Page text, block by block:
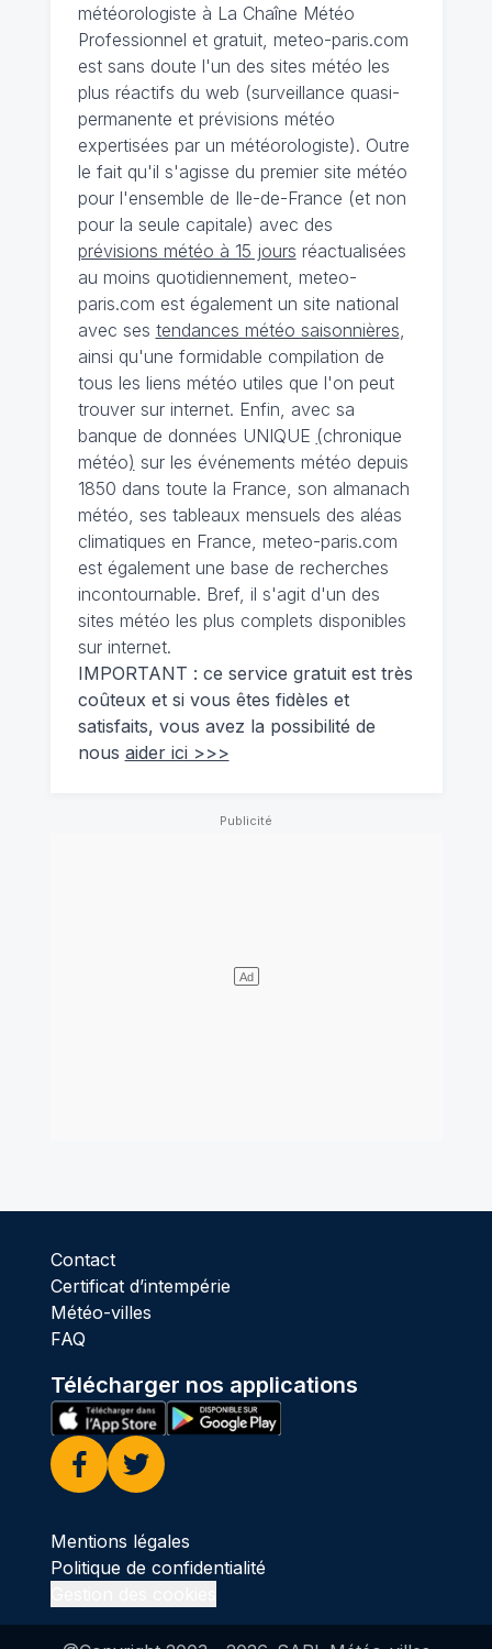
météorologiste à La Chaîne Météo
Professionnel et gratuit, meteo-paris.com
est sans doute l'un des sites météo les
plus réactifs du web (surveillance quasi-
permanente et prévisions météo
expertisées par un météorologiste). Outre
le fait qu'il s'agisse du premier site météo
pour l'ensemble de Ile-de-France (et non
pour la seule capitale) avec des
prévisions météo à 15 jours réactualisées
au moins quotidiennement, meteo-
paris.com est également un site national
avec ses tendances météo saisonnières,
ainsi qu'une formidable compilation de
tous les liens météo utiles que l'on peut
trouver sur internet. Enfin, avec sa
banque de données UNIQUE (chronique
météo) sur les événements météo depuis
1850 dans toute la France, son almanach
météo, ses tableaux mensuels des aléas
climatiques en France, meteo-paris.com
est également une base de recherches
incontournable. Bref, il s'agit d'un des
sites météo les plus complets disponibles
sur internet.
IMPORTANT : ce service gratuit est très
coûteux et si vous êtes fidèles et
satisfaits, vous avez la possibilité de
nous aider ici >>>
Contact
Certificat d’intempérie
Météo-villes
FAQ
Télécharger nos applications
Facebook
Twitter
Mentions légales
Politique de confidentialité